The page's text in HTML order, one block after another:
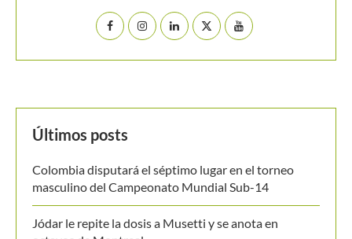
El Masters de Canadá y el hecho que no vivía desde
nacidas en Estados Unidos, ilusionan al tenis nacional
Ben Shelton, a por un hito no visto en Montreal desde